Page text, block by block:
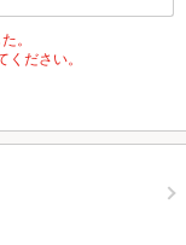
。
ださい。